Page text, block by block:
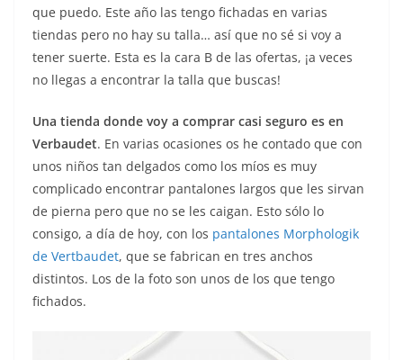
que puedo. Este año las tengo fichadas en varias
tiendas pero no hay su talla… así que no sé si voy a
tener suerte. Esta es la cara B de las ofertas, ¡a veces
no llegas a encontrar la talla que buscas!
Una tienda donde voy a comprar casi seguro es en
Verbaudet. En varias ocasiones os he contado que con
unos niños tan delgados como los míos es muy
complicado encontrar pantalones largos que les sirvan
de pierna pero que no se les caigan. Esto sólo lo
consigo, a día de hoy, con los pantalones Morphologik
de Vertbaudet, que se fabrican en tres anchos
distintos. Los de la foto son unos de los que tengo
fichados.